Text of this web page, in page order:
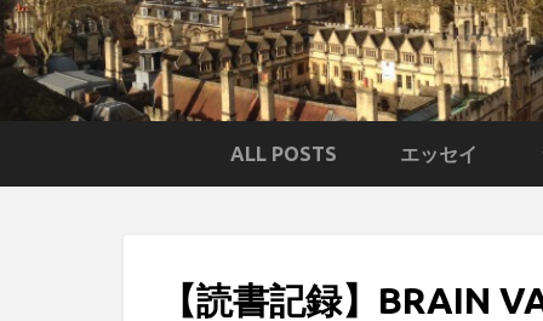
ALL POSTS エッセイ
【読書記録】BRAIN